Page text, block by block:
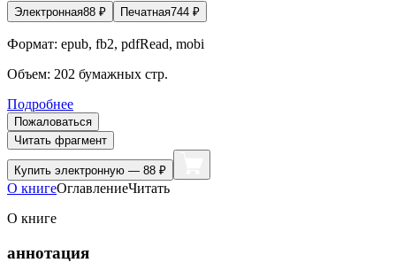
Электронная88 ₽ Печатная744 ₽
Формат: epub, fb2, pdfRead, mobi
Объем: 202 бумажных стр.
Подробнее
Пожаловаться
Читать фрагмент
Купить электронную — 88 ₽
О книгеОглавлениеЧитать
О книге
аннотация